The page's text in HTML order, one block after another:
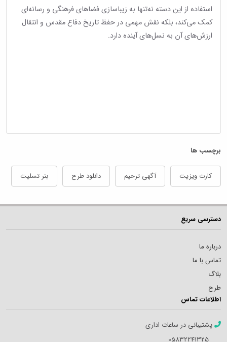
استفاده از این دسته نه‌تنها به زیباسازی فضاهای فرهنگی و رسانه‌ای
کمک می‌کند، بلکه نقش مهمی در حفظ تاریخ دفاع مقدس و انتقال
ارزش‌های آن به نسل‌های آینده دارد.
برچسب ها
کارت ویزیت آگهی ترحیم دانلود طرح بنر تسلیت
دسترسی سریع
درباره ما
تماس با ما
بلاگ
طرح
اطلاعات تماس
پشتیبانی در ساعات اداری
05832241325